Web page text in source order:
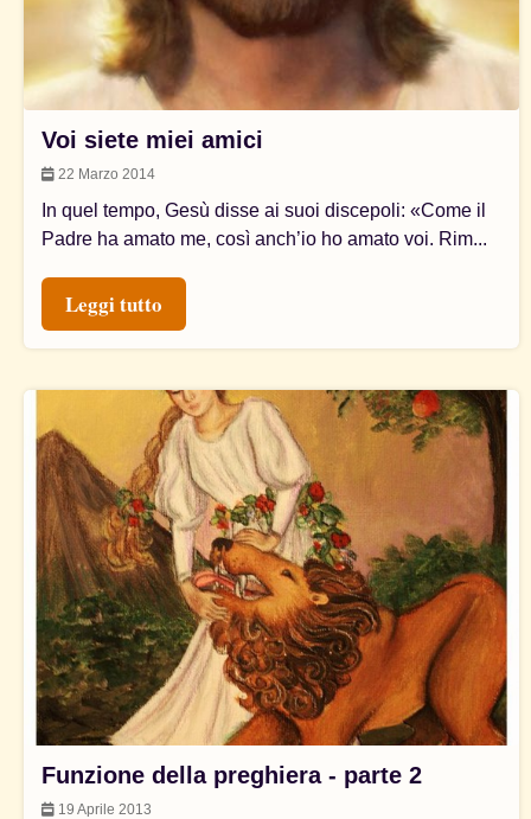
Voi siete miei amici
22 Marzo 2014
In quel tempo, Gesù disse ai suoi discepoli: «Come il
Padre ha amato me, così anch’io ho amato voi. Rim...
Leggi tutto
Funzione della preghiera - parte 2
19 Aprile 2013